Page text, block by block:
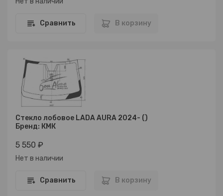
Сравнить В корзину
Стекло лобовое LADA AURA 2024- ()
Бренд: КМК
5 550 ₽
Нет в наличии
Сравнить В корзину